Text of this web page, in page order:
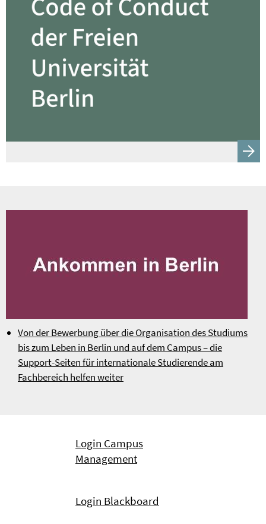
Von der Bewerbung über die Organisation des Studiums
bis zum Leben in Berlin und auf dem Campus – die
Support-Seiten für internationale Studierende am
Fachbereich helfen weiter
Login Campus
Management
Login Blackboard